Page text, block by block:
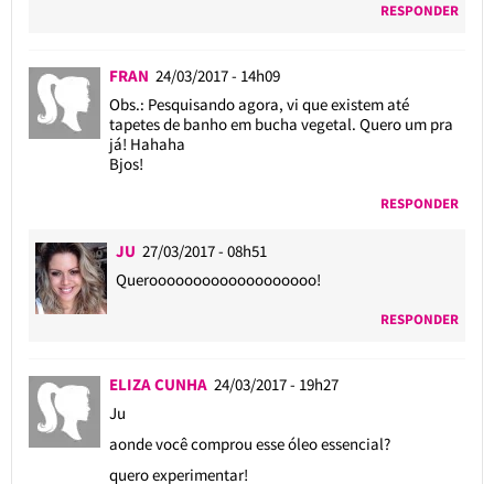
RESPONDER
FRAN 24/03/2017 - 14h09
Obs.: Pesquisando agora, vi que existem até
tapetes de banho em bucha vegetal. Quero um pra
já! Hahaha
Bjos!
RESPONDER
JU 27/03/2017 - 08h51
Querooooooooooooooooooo!
RESPONDER
ELIZA CUNHA 24/03/2017 - 19h27
Ju
aonde você comprou esse óleo essencial?
quero experimentar!